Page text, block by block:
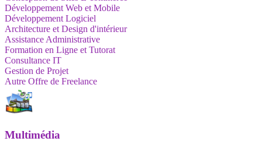
Développement Web et Mobile
Développement Logiciel
Architecture et Design d'intérieur
Assistance Administrative
Formation en Ligne et Tutorat
Consultance IT
Gestion de Projet
Autre Offre de Freelance
Multimédia